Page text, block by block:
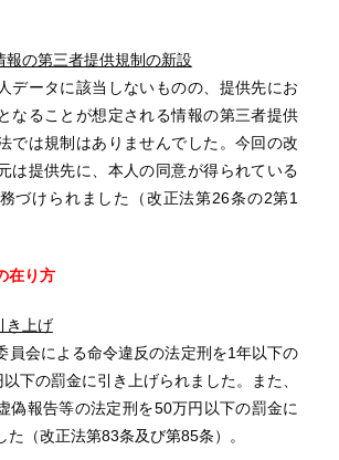
報の第三者提供規制の新設
データに該当しないものの、提供先にお
なることが想定される情報の第三者提供
では規制はありませんでした。今回の改
は提供先に、本人の同意が得られている
づけられました（改正法第26条の2第1
在り方
き上げ
会による命令違反の法定刑を1年以下の
下の罰金に引き上げられました。また、
偽報告等の法定刑を50万円以下の罰金に
た（改正法第83条及び第85条）。